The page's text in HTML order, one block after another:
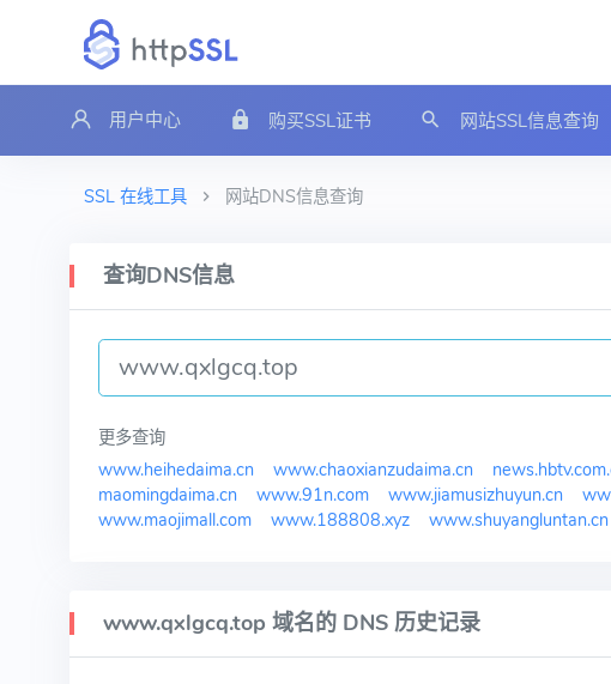
用户中心 购买SSL证书 网站SSL信息查询
SSL 在线工具 网站DNS信息查询
查询DNS信息
更多查询
www.heihedaima.cn
www.chaoxianzudaima.cn
maomingdaima.cn
www.91n.com www.jiamusizhuyun.cn
www.maojimall.com
www.188808.xyz www.shuyangluntan.cn
www.qxlgcq.top 域名的 DNS 历史记录